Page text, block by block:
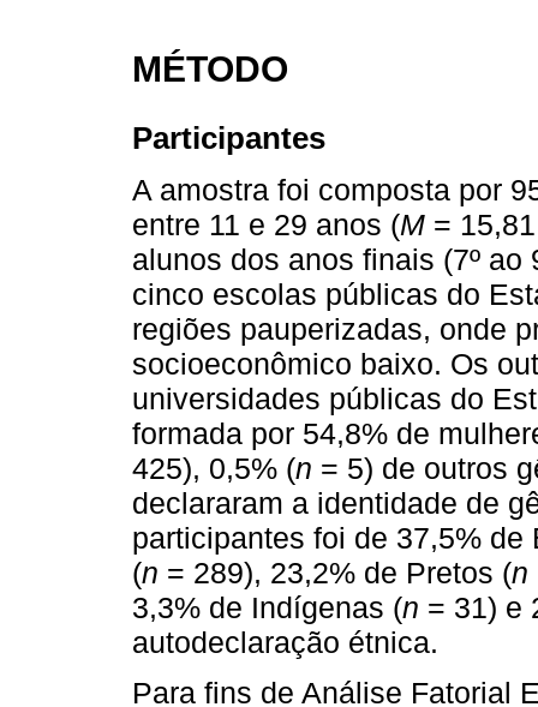
MÉTODO
Participantes
A amostra foi composta por
entre 11 e 29 anos (M =
alunos dos anos finais (7º ao
cinco escolas públicas do
regiões pauperizadas, onde
socioeconômico baixo. Os
universidades públicas do
formada por 54,8% de
425), 0,5% (n = 5) de outros
declararam a identidade de
participantes foi de 37,5% de
(n = 289), 23,2% de Pretos (n
3,3% de Indígenas (n = 31) e
autodeclaração étnica.
Para fins de Análise Fatorial